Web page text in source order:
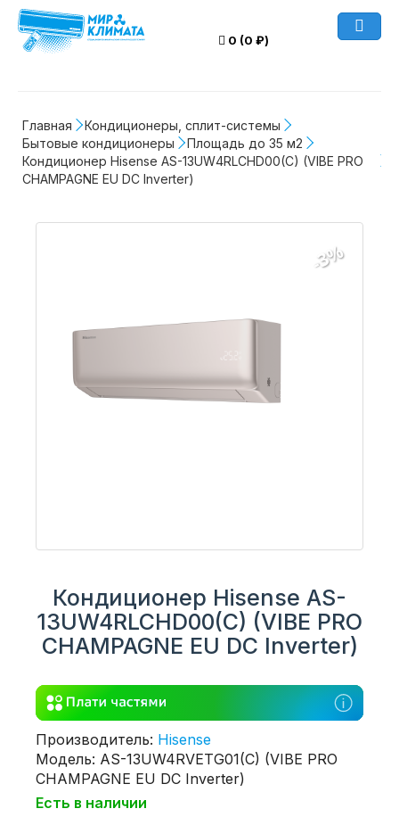
0 (0 ₽)
Главная
Кондиционеры, сплит-системы
Бытовые кондиционеры
Площадь до 35 м2
Кондиционер Hisense AS-13UW4RLCHD00(C) (VIBE PRO
CHAMPAGNE EU DC Inverter)
-3%
Кондиционер Hisense AS-
13UW4RLCHD00(C) (VIBE PRO
CHAMPAGNE EU DC Inverter)
Производитель: Hisense
Модель: AS-13UW4RVETG01(C) (VIBE PRO
CHAMPAGNE EU DC Inverter)
Есть в наличии